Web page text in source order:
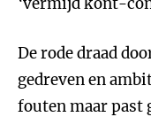
De rode draad
gedreven en
fouten maar past